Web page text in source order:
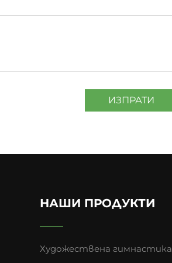
ИЗПРАТИ
НАШИ ПРОДУКТИ
Художествена гимнастика